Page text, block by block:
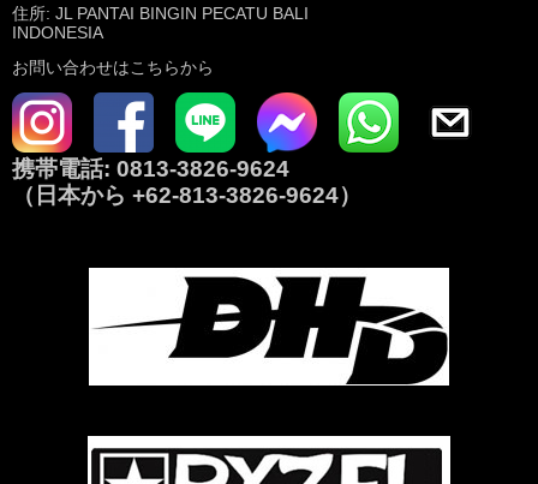
住所: JL PANTAI BINGIN PECATU BALI
INDONESIA
お問い合わせはこちらから
携帯電話: 0813-3826-9624
（日本から +62-813-3826-9624）